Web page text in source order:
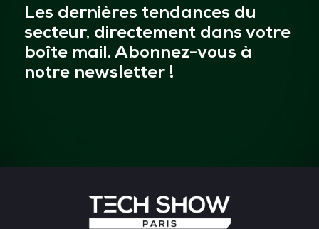
Les dernières tendances du
secteur, directement dans votre
boîte mail. Abonnez-vous à
notre newsletter !